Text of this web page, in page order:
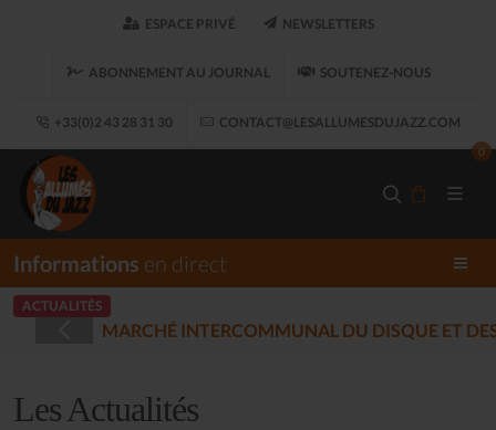
ESPACE PRIVÉ NEWSLETTERS
ABONNEMENT AU JOURNAL SOUTENEZ-NOUS
+33(0)2 43 28 31 30 CONTACT@LESALLUMESDUJAZZ.COM
0
Informations en direct
ACTUALITÉS
- PLOUARET(2025-12-17)
Les Actualités